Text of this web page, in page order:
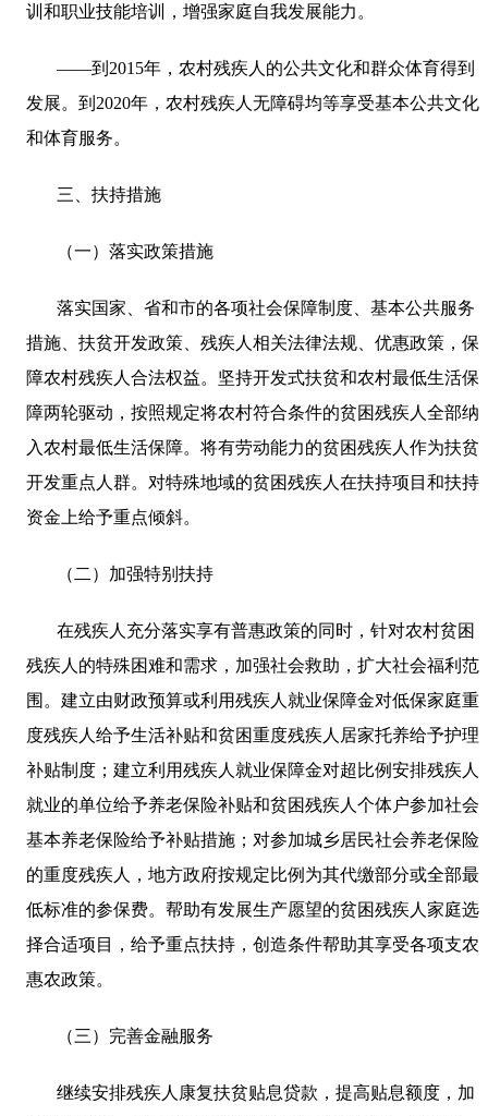
训和职业技能培训，增强家庭自我发展能力。
——到 2015年，农村残疾人的公共文化和群众体育得到
发展。到 2020年，农村残疾人无障碍均等享受基本公共文化
和体育服务。
三、扶持措施
（一）落实政策措施
落实国家、省和市的各项社会保障制度、基本公共服务
措施、扶贫开发政策、残疾人相关法律法规、优惠政策，保
障农村残疾人合法权益。坚持开发式扶贫和农村最低生活保
障两轮驱动，按照规定将农村符合条件的贫困残疾人全部纳
入农村最低生活保障。将有劳动能力的贫困残疾人作为扶贫
开发重点人群。对特殊地域的贫困残疾人在扶持项目和扶持
资金上给予重点倾斜。
（二）加强特别扶持
在残疾人充分落实享有普惠政策的同时，针对农村贫困
残疾人的特殊困难和需求，加强社会救助，扩大社会福利范
围。建立由财政预算或利用残疾人就业保障金对低保家庭重
度残疾人给予生活补贴和贫困重度残疾人居家托养给予护理
补贴制度；建立利用残疾人就业保障金对超比例安排残疾人
就业的单位给予养老保险补贴和贫困残疾人个体户参加社会
基本养老保险给予补贴措施；对参加城乡居民社会养老保险
的重度残疾人，地方政府按规定比例为其代缴部分或全部最
低标准的参保费。帮助有发展生产愿望的贫困残疾人家庭选
择合适项目，给予重点扶持，创造条件帮助其享受各项支农
惠农政策。
（三）完善金融服务
继续安排残疾人康复扶贫贴息贷款，提高贴息额度，加